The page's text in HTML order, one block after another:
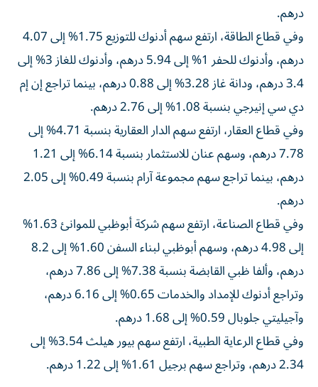
درهم.
وفي قطاع الطاقة، ارتفع سهم أدنوك للتوزيع 1.75% إلى 4.07
درهم، وأدنوك للحفر 1% إلى 5.94 درهم، وأدنوك للغاز 3% إلى
3.4 درهم، ودانة غاز 3.28% إلى 0.88 درهم، بينما تراجع إن إم
دي سي إنيرجي بنسبة 1.08% إلى 2.76 درهم.
وفي قطاع العقار، ارتفع سهم الدار العقارية بنسبة 4.71% إلى
7.78 درهم، وسهم عنان للاستثمار بنسبة 6.14% إلى 1.21
درهم، بينما تراجع سهم مجموعة آرام بنسبة 0.49% إلى 2.05
درهم.
وفي قطاع الصناعة، ارتفع سهم شركة أبوظبي للموانئ 1.63%
إلى 4.98 درهم، وسهم أبوظبي لبناء السفن 1.60% إلى 8.2
درهم، وألفا ظبي القابضة بنسبة 7.38% إلى 7.86 درهم،
وتراجع أدنوك للإمداد والخدمات 0.65% إلى 6.16 درهم،
وآجيليتي جلوبال 0.59% إلى 1.68 درهم.
وفي قطاع الرعاية الطبية، ارتفع سهم بيور هيلث 3.54% إلى
2.34 درهم، وتراجع سهم برجيل 1.61% إلى 1.22 درهم.